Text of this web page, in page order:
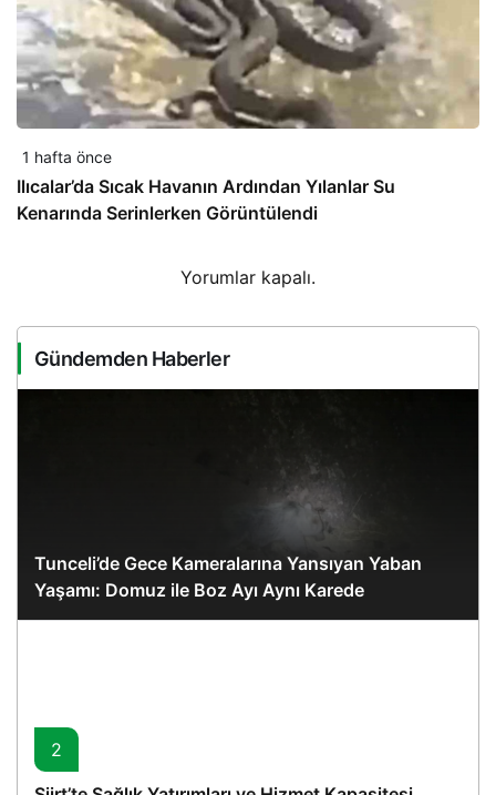
1 hafta önce
Ilıcalar’da Sıcak Havanın Ardından Yılanlar Su
Kenarında Serinlerken Görüntülendi
Yorumlar kapalı.
Gündemden Haberler
Tunceli’de Gece Kameralarına Yansıyan Yaban
Yaşamı: Domuz ile Boz Ayı Aynı Karede
2